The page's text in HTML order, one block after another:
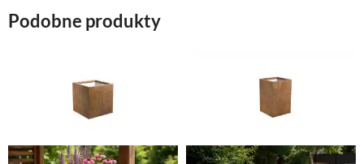
Podobne produkty